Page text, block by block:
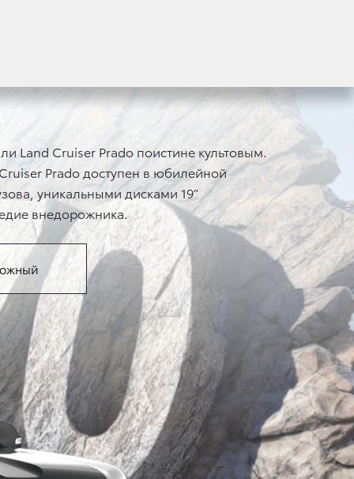
Land Cruiser Prado поистине культовым.
Prado доступен в юбилейной
уникальными дисками 19”
внедорожника.